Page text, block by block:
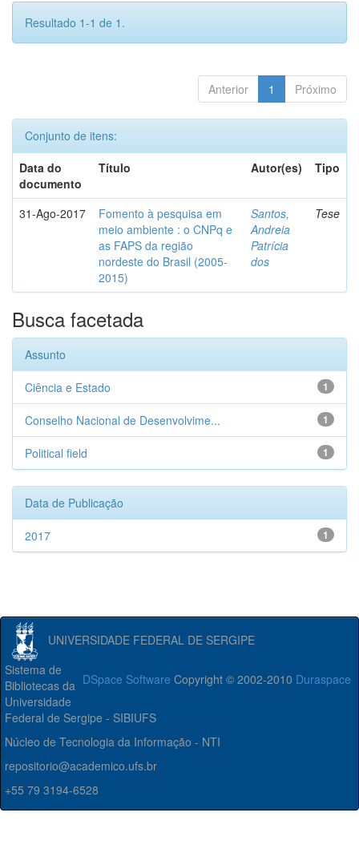
Resultado 1-1 de 1.
Anterior 1 Próximo
Conjunto de itens:
Data do
documento
Título Autor(es) Tipo
31-Ago-2017
Fomento à pesquisa em
meio ambiente : o CNPq e
as FAPS da região
nordeste do Brasil (2005-
2015)
Santos,
Andreia
Patrícia
dos
Tese
Busca facetada
Assunto
1
Ciência e Estado
1
Conselho Nacional de Desenvolvime...
1
Political field
Data de Publicação
1
2017
UNIVERSIDADE FEDERAL DE SERGIPE
DSpace Software Copyright © 2002-2010 Duraspace
Sistema de
Bibliotecas da
Universidade
Federal de Sergipe - SIBIUFS
Núcleo de Tecnologia da Informação - NTI
repositorio@academico.ufs.br
+55 79 3194-6528